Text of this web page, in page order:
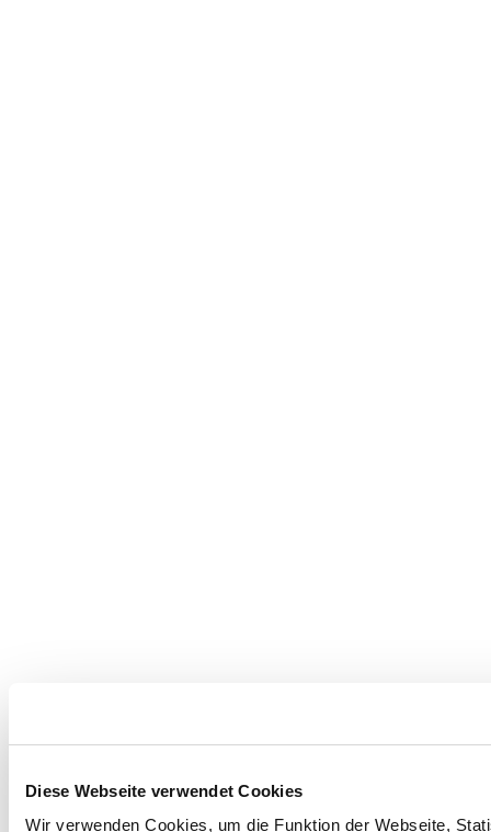
Diese Webseite verwendet Cookies
Wir verwenden Cookies, um die Funktion der Webseite,